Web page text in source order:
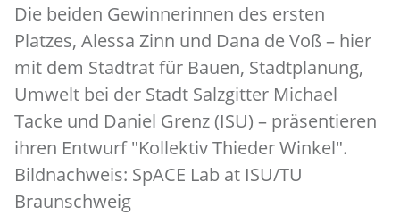
Die beiden Gewinnerinnen des ersten
Platzes, Alessa Zinn und Dana de Voß – hier
mit dem Stadtrat für Bauen, Stadtplanung,
Umwelt bei der Stadt Salzgitter Michael
Tacke und Daniel Grenz (ISU) – präsentieren
ihren Entwurf "Kollektiv Thieder Winkel".
Bildnachweis: SpACE Lab at ISU/TU
Braunschweig